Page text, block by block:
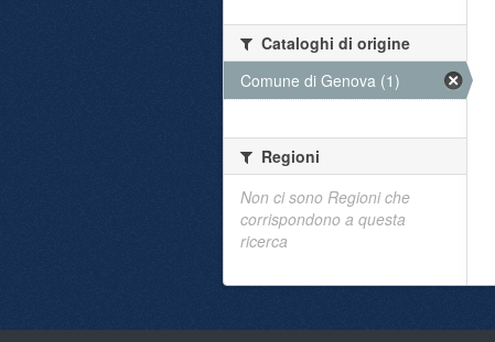
Cataloghi di origine
Comune di Genova (1)
Regioni
Non ci sono Regioni che
corrispondono a questa
ricerca